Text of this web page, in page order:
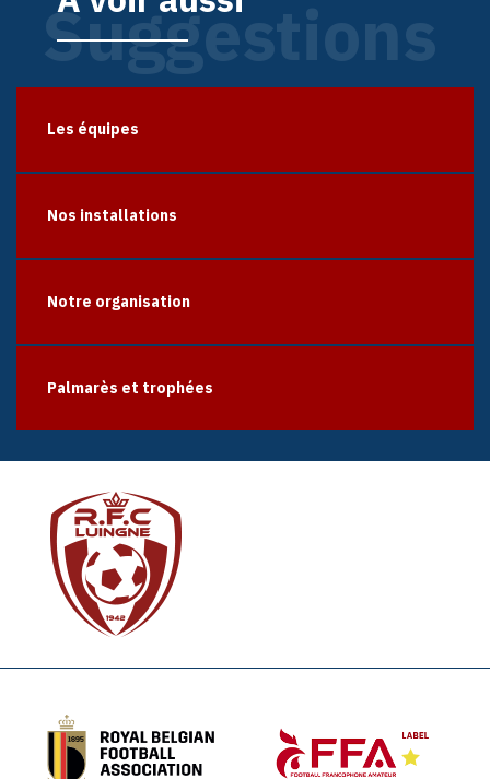
Suggestions
Les équipes
Nos installations
Notre organisation
Palmarès et trophées